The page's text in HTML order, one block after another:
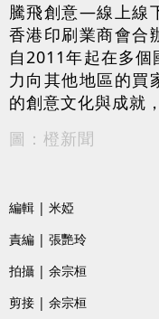
騰飛創意—線上線
香港印刷業商會合
自2011年起在多
力向其他地區的買
的創意文化與成就
圖：橙新聞
編輯 | 米婭
責編 | 張艷玲
拍攝 | 余宗桓
剪接 | 余宗桓